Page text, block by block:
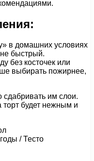
в домашних условиях
быстрый.
без косточек или
выбирать пожирнее,
им слои.
торт будет нежным и
/ Тесто